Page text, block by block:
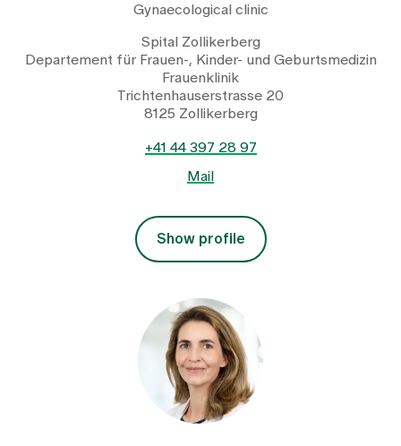
Gynaecological clinic
Spital Zollikerberg
Departement für Frauen-, Kinder- und Geburtsmedizin
Frauenklinik
Trichtenhauserstrasse 20
8125 Zollikerberg
+41 44 397 28 97
Mail
Show profile